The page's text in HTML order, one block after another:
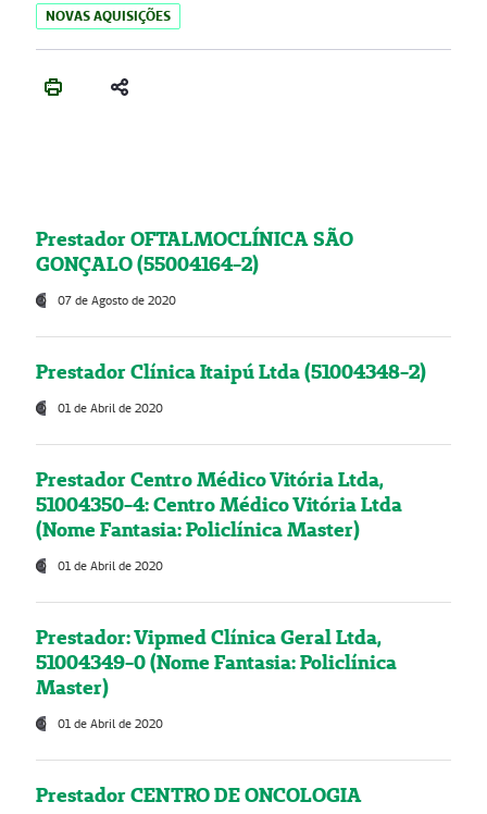
NOVAS AQUISIÇÕES
Prestador OFTALMOCLÍNICA SÃO
GONÇALO (55004164-2)
07 de Agosto de 2020
Prestador Clínica Itaipú Ltda (51004348-2)
01 de Abril de 2020
Prestador Centro Médico Vitória Ltda,
51004350-4: Centro Médico Vitória Ltda
(Nome Fantasia: Policlínica Master)
01 de Abril de 2020
Prestador: Vipmed Clínica Geral Ltda,
51004349-0 (Nome Fantasia: Policlínica
Master)
01 de Abril de 2020
Prestador CENTRO DE ONCOLOGIA